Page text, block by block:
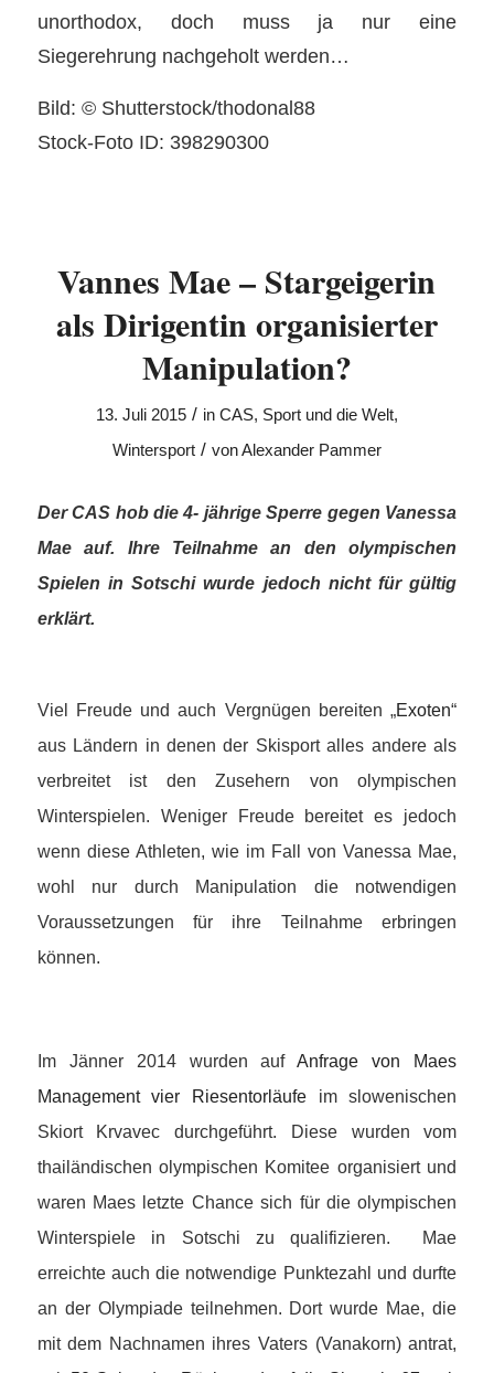
unorthodox, doch muss ja nur eine
Siegerehrung nachgeholt werden…
Bild: © Shutterstock/thodonal88
Stock-Foto ID: 398290300
Vannes Mae – Stargeigerin
als Dirigentin organisierter
Manipulation?
13. Juli 2015 / in CAS, Sport und die Welt,
Wintersport / vonAlexander Pammer
Der CAS hob die 4- jährige Sperre gegen Vanessa
Mae auf. Ihre Teilnahme an den olympischen
Spielen in Sotschi wurde jedoch nicht für gültig
erklärt.
Viel Freude und auch Vergnügen bereiten „Exoten“
aus Ländern in denen der Skisport alles andere als
verbreitet ist den Zusehern von olympischen
Winterspielen. Weniger Freude bereitet es jedoch
wenn diese Athleten, wie im Fall von Vanessa Mae,
wohl nur durch Manipulation die notwendigen
Voraussetzungen für ihre Teilnahme erbringen
können.
Im Jänner 2014 wurden aufAnfrage von Maes
Management vier Riesentorläufe im slowenischen
Skiort Krvavec durchgeführt. Diese wurden vom
thailändischen olympischen Komitee organisiert und
waren Maes letzte Chance sich für die olympischen
Winterspiele in Sotschi zu qualifizieren. Mae
erreichte auch die notwendige Punktezahl und durfte
an der Olympiade teilnehmen. Dort wurde Mae, die
mit dem Nachnamen ihres Vaters (Vanakorn) antrat,